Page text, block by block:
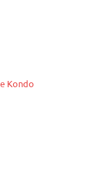
Kondo